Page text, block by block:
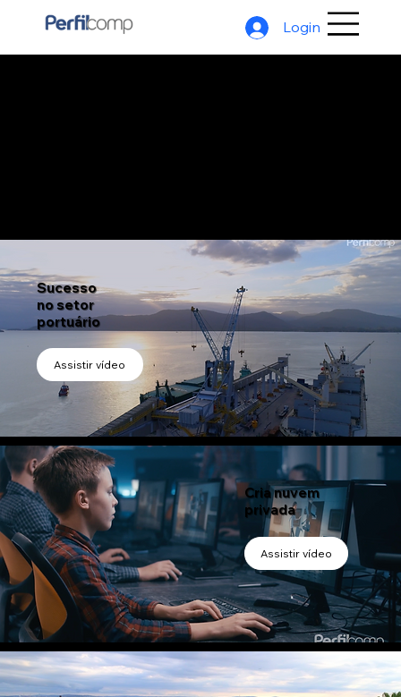
Login
Sucesso
no setor
portuário
Assistir vídeo
Cria nuvem
privada
Assistir vídeo